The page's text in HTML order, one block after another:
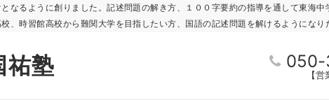
なるように創りました。記述問題の解き方、１００字要約の指導を通して東海
、時習館高校から難関大学を目指したい方、国語の記述問題を解けるようになり
塾 050-
【